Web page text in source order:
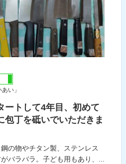
い」
ートして4年目、初めて
包丁を砥いでいただきま
の物やチタン製、ステンレス
バラバラ。子ども用もあり、...